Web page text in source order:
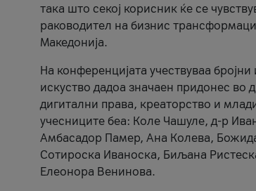
така што секој корисник ќе се
раководител на бизнис
Македонија.
На конференцијата учествуваа
искуство дадоа значаен придонес во
дигитални права, креаторство и
учесниците беа: Коле Чашуле, д-р
Амбасадор Памер, Ана Колева,
Сотироска Иваноска, Биљана
Елеонора Венинова.